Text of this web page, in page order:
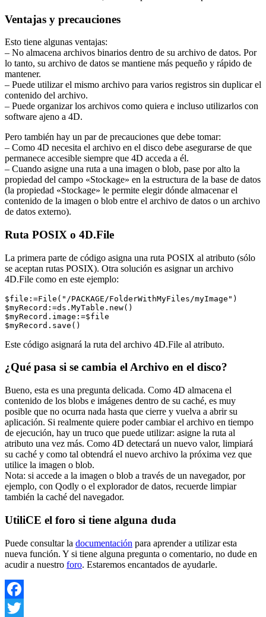
Ventajas y precauciones
Esto tiene algunas ventajas:
– No almacena archivos binarios dentro de su archivo de datos. Por
lo tanto, su archivo de datos se mantiene más pequeño y rápido de
mantener.
– Puede utilizar el mismo archivo para varios registros sin duplicar el
contenido del archivo.
– Puede organizar los archivos como quiera e incluso utilizarlos con
software ajeno a 4D.
Pero también hay un par de precauciones que debe tomar:
– Como 4D necesita el archivo en el disco debe asegurarse de que
permanece accesible siempre que 4D acceda a él.
– Cuando asigne una ruta a una imagen o blob, pase por alto la
propiedad del campo «Stockage» en la estructura de la base de datos
(la propiedad «Stockage» le permite elegir dónde almacenar el
contenido de la imagen o blob entre el archivo de datos o un archivo
de datos externo).
Ruta POSIX o 4D.File
La primera parte de código asigna una ruta POSIX al atributo (sólo
se aceptan rutas POSIX). Otra solución es asignar un archivo
4D.File como en este ejemplo:
$file:=File("/PACKAGE/FolderWithMyFiles/myImage")
$myRecord:=ds.MyTable.new()
$myRecord.image:=$file
$myRecord.save()
Este código asignará la ruta del archivo 4D.File al atributo.
¿Qué pasa si se cambia el Archivo en el disco?
Bueno, esta es una pregunta delicada. Como 4D almacena el
contenido de los blobs e imágenes dentro de su caché, es muy
posible que no ocurra nada hasta que cierre y vuelva a abrir su
aplicación. Si realmente quiere poder cambiar el archivo en tiempo
de ejecución, hay un truco que puede utilizar: asigne la ruta al
atributo una vez más. Como 4D detectará un nuevo valor, limpiará
su caché y como tal obtendrá el nuevo archivo la próxima vez que
utilice la imagen o blob.
Nota: si accede a la imagen o blob a través de un navegador, por
ejemplo, con Qodly o el explorador de datos, recuerde limpiar
también la caché del navegador.
UtiliCE el foro si tiene alguna duda
Puede consultar la documentación para aprender a utilizar esta
nueva función. Y si tiene alguna pregunta o comentario, no dude en
acudir a nuestro foro. Estaremos encantados de ayudarle.
Facebook